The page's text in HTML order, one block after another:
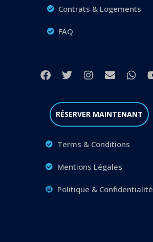
Contrats & Logements
FAQ
RÉSERVER MAINTENANT
Terms & Conditions
Mentions Légales
Politique & Confidentialité